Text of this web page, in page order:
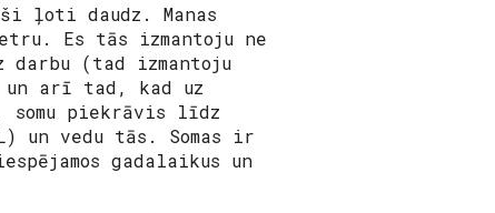
ļoti daudz. Manas
Es tās izmantoju ne
(tad izmantoju
un arī tad, kad uz
somu piekrāvis līdz
un vedu tās. Somas ir
gadalaikus un